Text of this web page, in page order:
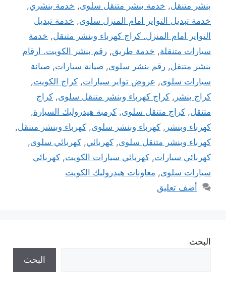
بنشر متنقل, خدمة بنشر متنقل سلوى, خدمة بنشري,
خدمة تبديل التواير امام المنزل سلوى, خدمة تبديل
التواير امام المنزل. كراج كهرباء وبنشر متنقل, خدمة
سيارات متنقلة, خدمة طريق, رقم بنشر الكويت. ارقام
بنشر متنقل, رقم بنشر سلوى, صيانة سيارات, صيانة
سيارات سلوى, عروض تواير سيارات, كراج الكويت,
كراج بنشر , كراج كهرباء وبنشر متنقل سلوى, كراج
متنقل, كراج متنقل سلوى, كرمبة هيدروليك السيارة,
كهرباء وبنشر , كهرباء وبنشر سلوى, كهرباء وبنشر متنقل,
كهرباء وبنشر متنقل سلوى, كهربائي, كهربائي سلوى,
كهربائي سيارات, كهربائي سيارات الكويت, كهربائي
سيارات سلوى, معاونات هيدروليك الكويت
أضف تعليق
البحث
البحث